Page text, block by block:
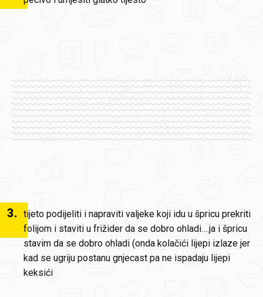
3. tijeto podijeliti i napraviti valjeke koji idu u špricu prekriti
folijom i staviti u frižider da se dobro ohladi….ja i špricu
stavim da se dobro ohladi (onda kolačići lijepi izlaze jer
kad se ugriju postanu gnjecast pa ne ispadaju lijepi
keksići